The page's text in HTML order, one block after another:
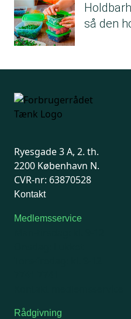
så den
Ryesgade 3 A, 2. th.
2200 København N.
CVR-nr: 63870528
Kontakt
Medlemsservice
Rådgivning